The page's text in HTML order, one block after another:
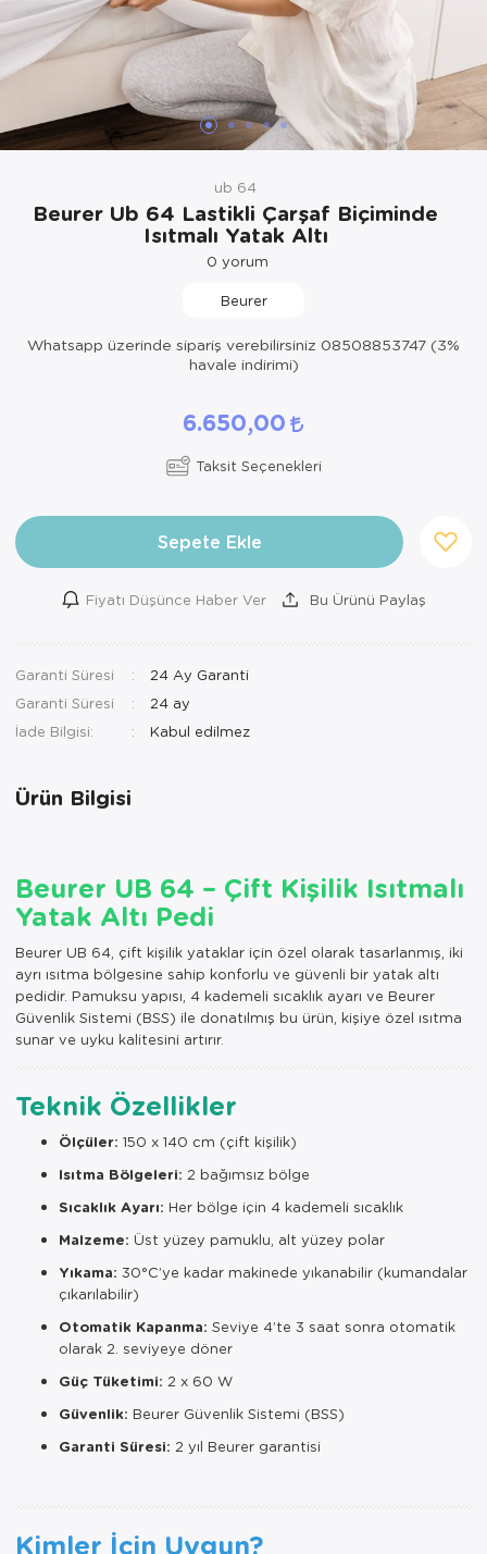
Tansiyon
Tansiyon
Tıbbi Cihazlar
Hasta Bakım Ürünleri
Hasta Bakım Ürünleri
Hava nemlendirici
Ortopedi Ürünleri
Ortopedi Ürünleri
Ortopedi Ürünleri
Ortopedi Ürünleri
Sarf Malzemeleri
Yara Bakım Ürünleri
ub 64
Beurer Ub 64 Lastikli Çarşaf Biçiminde
Isıtmalı Yatak Altı
0 yorum
Beurer
Whatsapp üzerinde sipariş verebilirsiniz 08508853747 (3%
havale indirimi)
6.650,00
Taksit Seçenekleri
Sepete Ekle
Fiyatı Düşünce Haber Ver Bu Ürünü Paylaş
Garanti Süresi
24 Ay Garanti
Garanti Süresi
24 ay
İade Bilgisi:
Ürün Bilgisi
Beurer UB 64 – Çift Kişilik Isıtmalı
Yatak Altı Pedi
Beurer UB 64, çift kişilik yataklar için özel olarak tasarlanmış, iki
ayrı ısıtma bölgesine sahip konforlu ve güvenli bir yatak altı
pedidir. Pamuksu yapısı, 4 kademeli sıcaklık ayarı ve Beurer
Güvenlik Sistemi (BSS) ile donatılmış bu ürün, kişiye özel ısıtma
sunar ve uyku kalitesini artırır.
Teknik Özellikler
Ölçüler: 150 x 140 cm (çift kişilik)
Isıtma Bölgeleri: 2 bağımsız bölge
Sıcaklık Ayarı: Her bölge için 4 kademeli sıcaklık
Malzeme: Üst yüzey pamuklu, alt yüzey polar
Yıkama: 30°C’ye kadar makinede yıkanabilir (kumandalar
çıkarılabilir)
Otomatik Kapanma: Seviye 4’te 3 saat sonra otomatik
olarak 2. seviyeye döner
Güç Tüketimi: 2 x 60 W
Güvenlik: Beurer Güvenlik Sistemi (BSS)
Garanti Süresi: 2 yıl Beurer garantisi
Kimler İçin Uygun?